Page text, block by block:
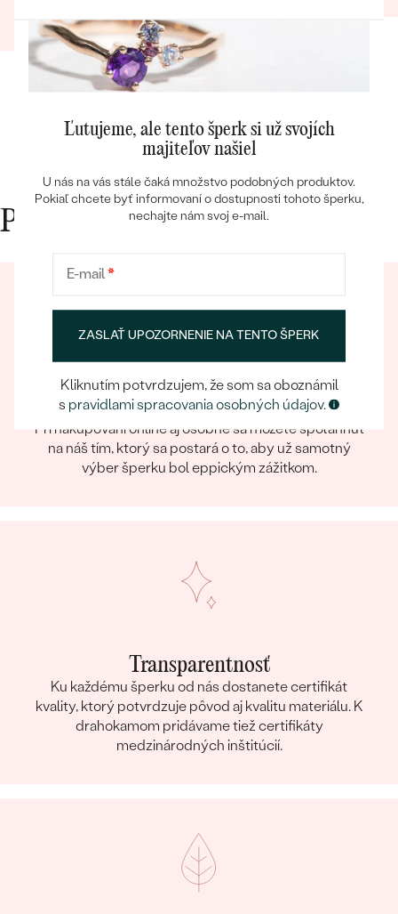
Bestsellery
OBJAVIŤ
06.10.2023
Zobraziť celú recenziu
Prečo nakupovať v Eppi
Eppický zážitok
Pri nakupovaní online aj osobne sa môžete spoľahnúť
na náš tím, ktorý sa postará o to, aby už samotný
výber šperku bol eppickým zážitkom.
Transparentnosť
Ku každému šperku od nás dostanete certifikát
kvality, ktorý potvrdzuje pôvod aj kvalitu materiálu. K
drahokamom pridávame tiež certifikáty
medzinárodných inštitúcií.
Ľutujeme, ale tento šperk si už svojích
majiteľov našiel
U nás na vás stále čaká množstvo podobných produktov.
Pokiaľ chcete byť informovaní o dostupnosti tohoto šperku,
nechajte nám svoj e-mail.
E-mail*
ZASLAŤ UPOZORNENIE NA TENTO ŠPERK
Kliknutím potvrdzujem, že som sa oboznámil
s pravidlami spracovania osobných údajov.